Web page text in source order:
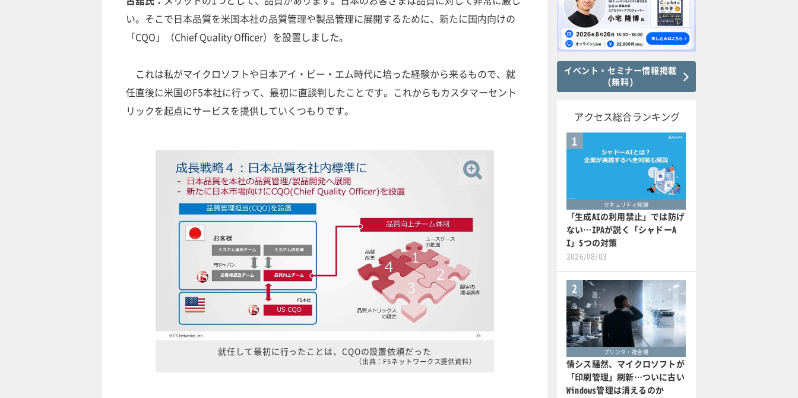
い。そこで日本品質を米国本社の品質管理や製品管理に展開するために、新たに国内向けの
「CQO」（Chief Quality Officer）を設置しました。
これは私がマイクロソフトや日本アイ・ビー・エム時代に培った経験から来るもので、就
任直後に米国のF5本社に行って、最初に直談判したことです。これからもカスタマーセント
リックを起点にサービスを提供していくつもりです。
就任して最初に行ったことは、CQOの設置依頼だった
（出典：F5ネットワークス提供資料）
イベント・セミナー情報掲載
(無料)
アクセス総合ランキング
1
セキュリティ総論
「生成AIの利用禁止」では防げ
ない…IPAが説く「シャドーA
I」5つの対策
2026/08/03
2
プリンタ・複合機
情シス騒然、マイクロソフトが
「印刷管理」刷新…ついに古い
Windows管理は消えるのか